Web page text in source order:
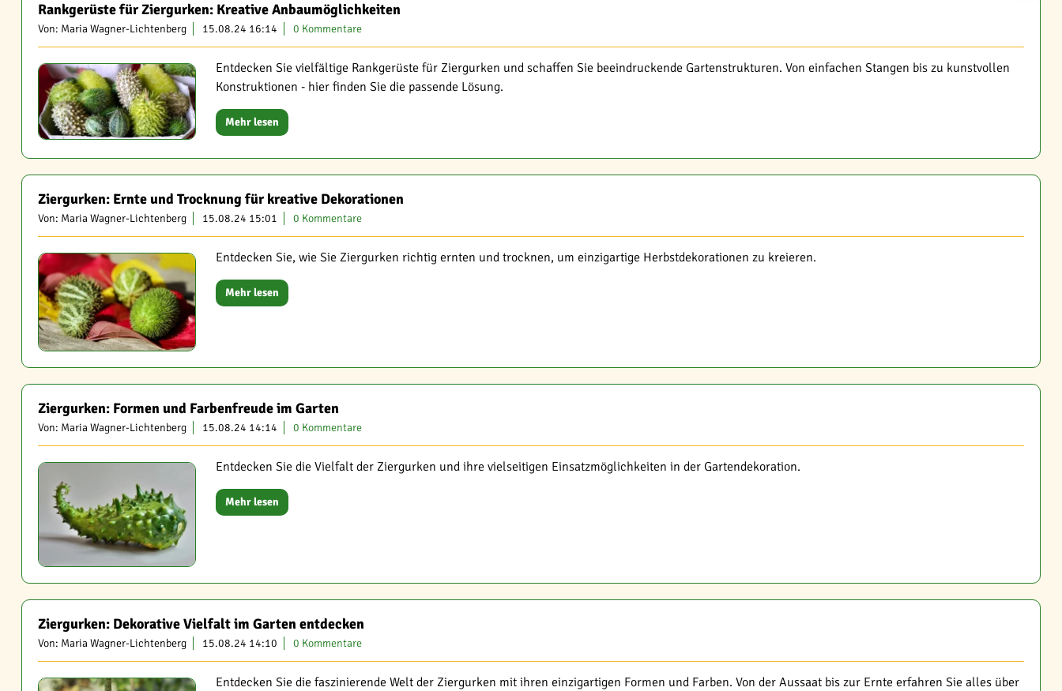
Rankgerüste für Ziergurken: Kreative Anbaumöglichkeiten
Von: Maria Wagner-Lichtenberg 15.08.24 16:14 0 Kommentare
Entdecken Sie vielfältige Rankgerüste für Ziergurken und schaffen Sie beeindruckende Gartenstrukturen. Von einfachen Stangen bis zu kunstvollen
Konstruktionen - hier finden Sie die passende Lösung.
Mehr lesen
Ziergurken: Ernte und Trocknung für kreative Dekorationen
Von: Maria Wagner-Lichtenberg 15.08.24 15:01 0 Kommentare
Entdecken Sie, wie Sie Ziergurken richtig ernten und trocknen, um einzigartige Herbstdekorationen zu kreieren.
Mehr lesen
Ziergurken: Formen und Farbenfreude im Garten
Von: Maria Wagner-Lichtenberg 15.08.24 14:14 0 Kommentare
Entdecken Sie die Vielfalt der Ziergurken und ihre vielseitigen Einsatzmöglichkeiten in der Gartendekoration.
Mehr lesen
Ziergurken: Dekorative Vielfalt im Garten entdecken
Von: Maria Wagner-Lichtenberg 15.08.24 14:10 0 Kommentare
Entdecken Sie die faszinierende Welt der Ziergurken mit ihren einzigartigen Formen und Farben. Von der Aussaat bis zur Ernte erfahren Sie alles über